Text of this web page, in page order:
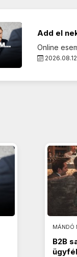
Add el
Online
MÁNDÓ
B2B